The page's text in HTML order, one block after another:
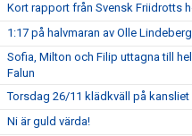
Kort rapport från Svensk Friidrotts
1:17 på halvmaran av Olle Lindeberg
Sofia, Milton och Filip uttagna till
Falun
Torsdag 26/11 klädkväll på kansliet
Ni är guld värda!